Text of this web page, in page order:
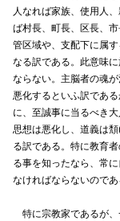
人なれば家族、使用人
ば村長、町長、区長、
管区域や、支配下に属
なる訳である。此意味
ならない。主脳者の魂
悪化するといふ訳であ
に、至誠事に当るべき
思想は悪化し、道義は
る訳である。特に教育
る事を知ったなら、常
なければならないのであ
特に宗教家であるが、